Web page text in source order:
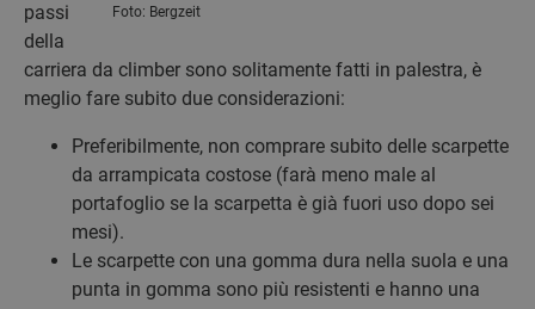
Foto: Bergzeit
passi
della
carriera da climber sono solitamente fatti in palestra, è
meglio fare subito due considerazioni:
Preferibilmente, non comprare subito delle scarpette
da arrampicata costose (farà meno male al
portafoglio se la scarpetta è già fuori uso dopo sei
mesi).
Le scarpette con una gomma dura nella suola e una
punta in gomma sono più resistenti e hanno una